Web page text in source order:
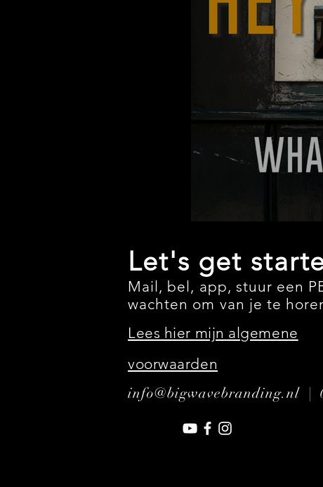
Let's get
Mail, bel, app, stuur een
wachten om van je te
Lees hier mijn algemene
voorwaarden
info@bigwavebranding.nl |